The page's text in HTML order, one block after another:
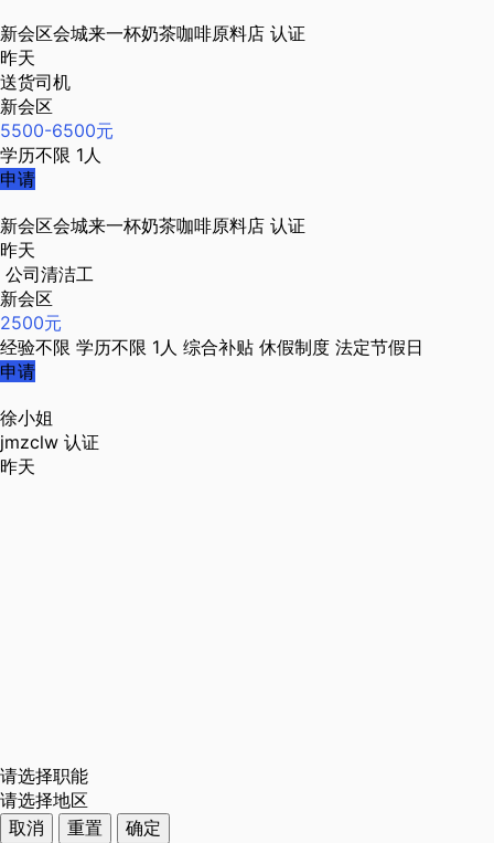
新会区会城来一杯奶茶咖啡原料店 认证
昨天
送货司机
新会区
5500-6500元
学历不限 1人
申请
新会区会城来一杯奶茶咖啡原料店 认证
昨天
公司清洁工
新会区
2500元
经验不限 学历不限 1人 综合补贴 休假制度 法定节假日
申请
徐小姐
jmzclw 认证
昨天
请选择职能
请选择地区
取消
重置
确定